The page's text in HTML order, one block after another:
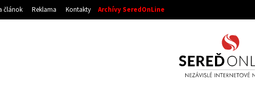
článok Reklama Kontakty Archívy SeredOnLine